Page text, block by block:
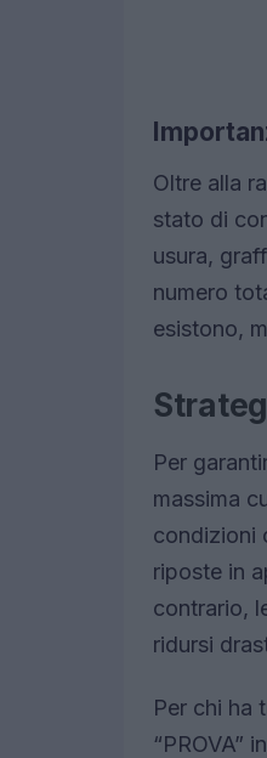
Oltre alla
stato di
usura,
numero
esistono,
Per
massima
condizioni
riposte in
contrario,
ridursi
Per chi ha
“PROVA”